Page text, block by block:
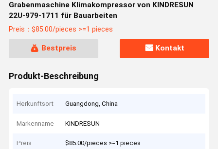
Grabenmaschine Klimakompressor von KINDRESUN
22U-979-1711 für Bauarbeiten
Preis：$85.00/pieces >=1 pieces
Bestpreis Kontakt
Produkt-Beschreibung
Herkunftsort Guangdong, China
Markenname KINDRESUN
Preis $85.00/pieces >=1 pieces